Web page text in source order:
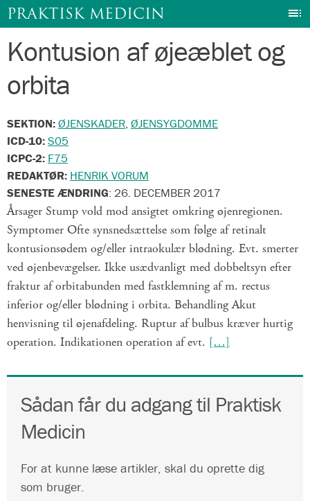
Gå
indhold
PRAKTISK MEDICIN
Kontusion af øjeæblet og
orbita
SEKTION:ØJENSKADER, ØJENSYGDOMME
ICD-10:S05
ICPC-2: F75
REDAKTØR: HENRIK VORUM
SENESTE ÆNDRING: 26. DECEMBER 2017
Årsager Stump vold mod ansigtet omkring øjenregionen.
Symptomer Ofte synsnedsættelse som følge af retinalt
kontusionsødem og/eller intraokulær blødning. Evt. smerter
ved øjenbevægelser. Ikke usædvanligt med dobbeltsyn efter
fraktur af orbitabunden med fastklemning af m. rectus
inferior og/eller blødning i orbita. Behandling Akut
henvisning til øjenafdeling. Ruptur af bulbus kræver hurtig
operation. Indikationen operation af evt. […]
Sådan får du adgang til Praktisk
Medicin
For at kunne læse artikler, skal du oprette dig
som bruger.